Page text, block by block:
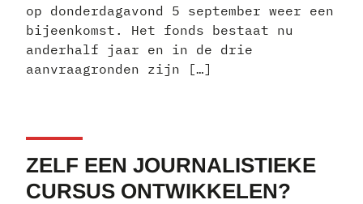
op donderdagavond 5 september weer een
bijeenkomst. Het fonds bestaat nu
anderhalf jaar en in de drie
aanvraagronden zijn […]
ZELF EEN JOURNALISTIEKE
CURSUS ONTWIKKELEN?